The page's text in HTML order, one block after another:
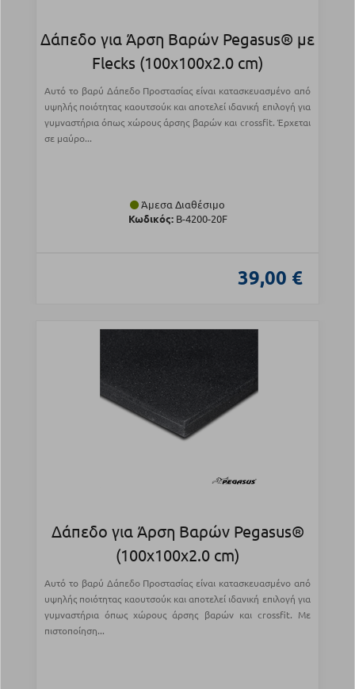
Δάπεδο για Άρση Βαρών Pegasus® με
Flecks (100x100x2.0 cm)
Αυτό το βαρύ Δάπεδο Προστασίας είναι κατασκευασμένο από
υψηλής ποιότητας καουτσούκ και αποτελεί ιδανική επιλογή για
γυμναστήρια όπως χώρους άρσης βαρών και crossfit. Έρχεται
σε μαύρο...
Άμεσα Διαθέσιμο
Κωδικός:Β-4200-20F
39,00 €
Δάπεδο για Άρση Βαρών Pegasus®
(100x100x2.0 cm)
Αυτό το βαρύ Δάπεδο Προστασίας είναι κατασκευασμένο από
υψηλής ποιότητας καουτσούκ και αποτελεί ιδανική επιλογή για
γυμναστήρια όπως χώρους άρσης βαρών και crossfit. Με
πιστοποίηση...